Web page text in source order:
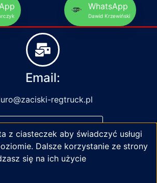
WhatsApp
Dawid Krzewiński
Email:
regtruck.pl
NAPISZ DO NAS
z ciasteczek aby świadczyć usługi
Dalsze korzystanie ze strony
się na ich użycie